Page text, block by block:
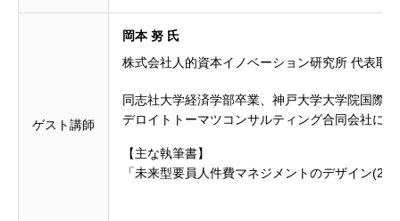
ゲスト講師
岡本 努 氏
株式会社人的資本イノベーション研究所 代表取
同志社大学経済学部卒業、神戸大学大学院国際
デロイトトーマツコンサルティング合同会社に
【主な執筆書】
「未来型要員人件費マネジメントのデザイン